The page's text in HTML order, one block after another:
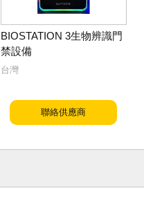
BIOSTATION 3生物辨識門
禁設備
台灣
聯絡供應商